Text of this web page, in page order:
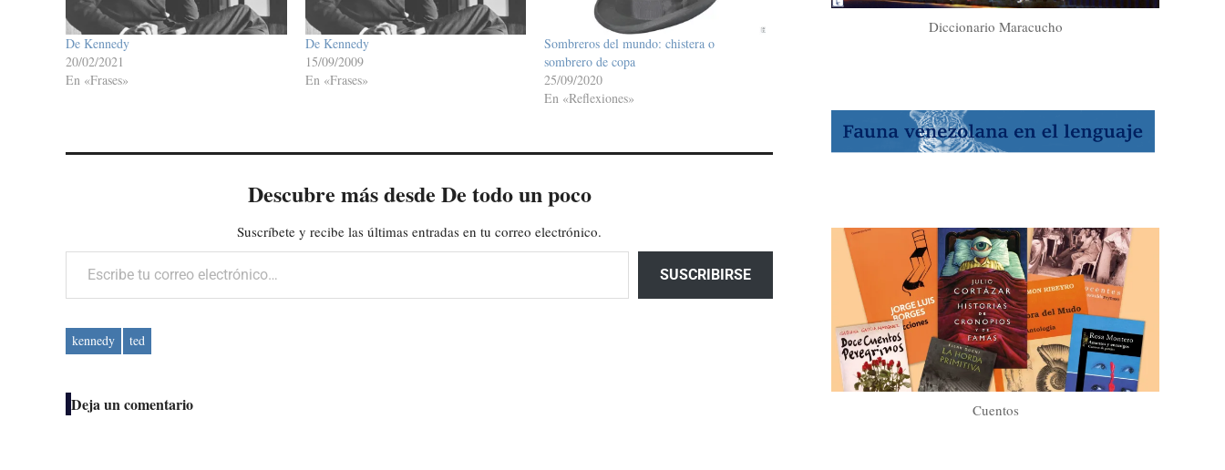
De Kennedy
20/02/2021
En «Frases»
De Kennedy
15/09/2009
En «Frases»
Sombreros del mundo: chistera o
sombrero de copa
25/09/2020
En «Reflexiones»
Descubre más desde De todo un poco
Suscríbete y recibe las últimas entradas en tu correo electrónico.
Escribe tu correo electrónico…
SUSCRIBIRSE
kennedy ted
Deja un comentario
Diccionario Maracucho
Cuentos